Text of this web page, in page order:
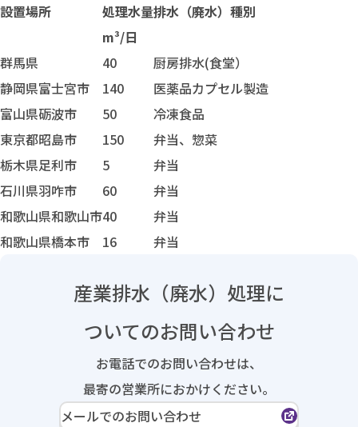
設置場所
処理水量排水（廃水）種別
m³/日
群馬県
40
厨房排水(食堂）
静岡県富士宮市
140
医薬品カプセル製造
富山県砺波市
50
冷凍食品
東京都昭島市
150
弁当、惣菜
栃木県足利市
5
弁当
石川県羽咋市
60
弁当
和歌山県和歌山市40
弁当
和歌山県橋本市
16 弁当
産業排水（廃水）処理に
ついてのお問い合わせ
お電話でのお問い合わせは、
最寄の営業所におかけください。
メールでのお問い合わせ